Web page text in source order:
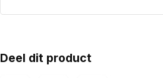
Deel dit product